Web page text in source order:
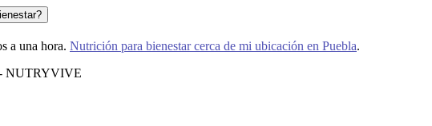
a una hora. Nutrición para bienestar cerca de mi ubicación en Puebla.